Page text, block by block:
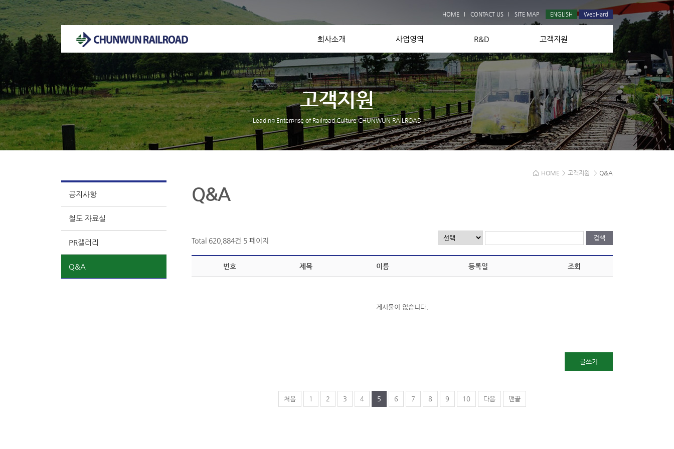
HOME CONTACT US SITE MAP ENGLISH WebHard
회사소개 사업영역 R&D 고객지원
장비보유현황
Contact US
고객지원
Leading Enterprise of Railroad Culture CHUNWUN RAILROAD
공지사항
철도 자료실
PR갤러리
Q&A
HOME > 고객지원 > Q&A
Q&A
Total 620,884건 5 페이지
번호 제목 이름 등록일 조회
게시물이 없습니다.
글쓰기
처음 1 2 3 4 5 6 7 8 9 10 다음 맨끝